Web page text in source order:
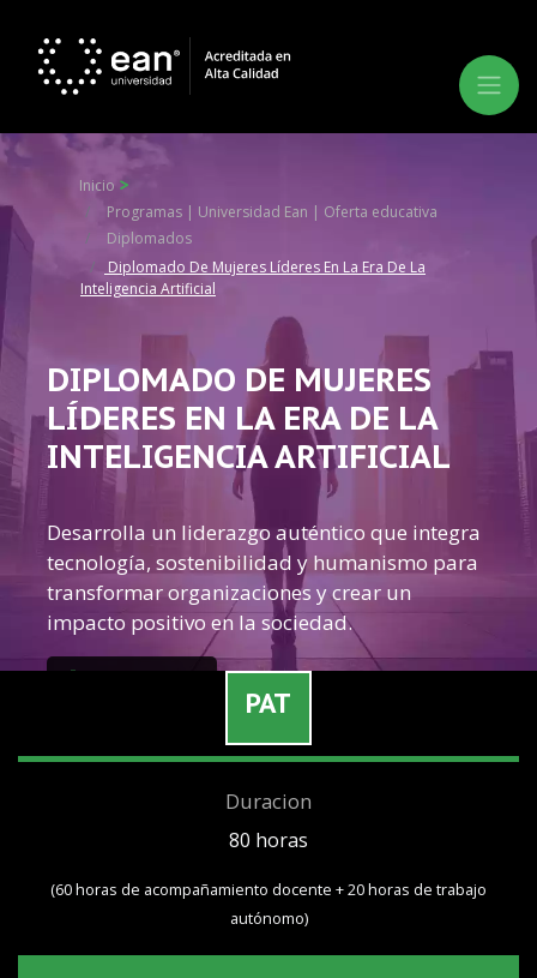
Inicio
Programas | Universidad Ean | Oferta educativa
Diplomados
Diplomado De Mujeres Líderes En La Era De La
Inteligencia Artificial
DIPLOMADO DE MUJERES
LÍDERES EN LA ERA DE LA
INTELIGENCIA ARTIFICIAL
Desarrolla un liderazgo auténtico que integra
tecnología, sostenibilidad y humanismo para
transformar organizaciones y crear un
impacto positivo en la sociedad.
PAT
Duracion
80 horas
(60 horas de acompañamiento docente + 20 horas de trabajo
autónomo)